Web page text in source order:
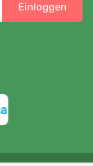
Einloggen